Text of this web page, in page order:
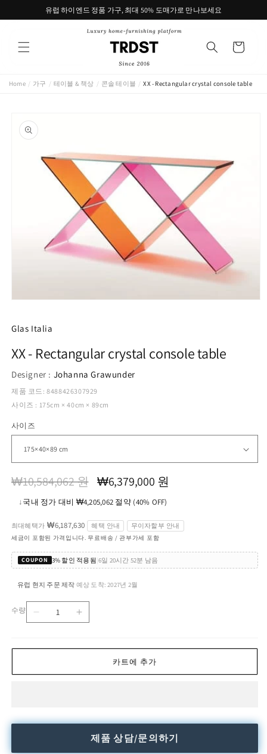
로 건너유럽 하이엔드 정품 가구, 최대 50% 도매가로 만나보세요
트
Home / 가구 / 테이블 & 책상 / 콘솔 테이블 / XX - Rectangular crystal console table
보로 건
너뛰기
에
미
디
1
열
Glas Italia
XX - Rectangular crystal console table
Designer : Johanna Grawunder
제품 코드: 8488426307929
사이즈 : 175cm × 40cm × 89cm
사이즈
정
₩10,584,062 원
할
가
₩6,379,000 원
↓국내 정가 대비 ₩4,205,062 절약 (40% OFF)
최대혜택가 ₩6,187,630 혜택 안내 무이자할부 안내
세금이 포함된 가격입니다. 무료배송 / 관부가세 포함
COUPON 3% 할인 적용됨 |6일 20시간 52분 남음
유럽 현지 주문 제작 예상 도착: 2027년 2월
수량
줄
XX
console
늘
카트에 추가
제품 상담/문의하기